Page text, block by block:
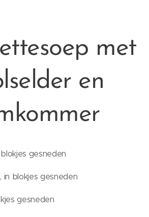
met
en
gesneden
blokjes gesneden
gesneden